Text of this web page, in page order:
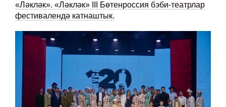
«Ләкләк». «Ләкләк» III Бөтенроссия бэби-театрлар
фестивалендә катнаштык.